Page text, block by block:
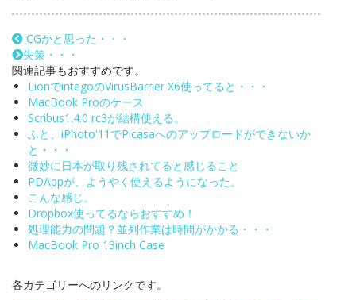
CGかと思った・・・
失策・・・
関連記事もおすすめです。
LionでintegoのVirusBarrier X6使ってると・・・
MacBook Proのケース
Scribus1.4.0 rc3が結構使える。
ふと、iPhoto'11でPicasaへのアップロードができないか
と・・・
微妙に日本が取り残されてると感じること
PDAppが、ようやく使えるようになった。
こんな感じ。
Dropbox使ってるならおすすめ！
処理能力の問題？並列作業は時間がかかる・・・
MacBook Pro 13inch Case
各カテゴリーへのリンクです。